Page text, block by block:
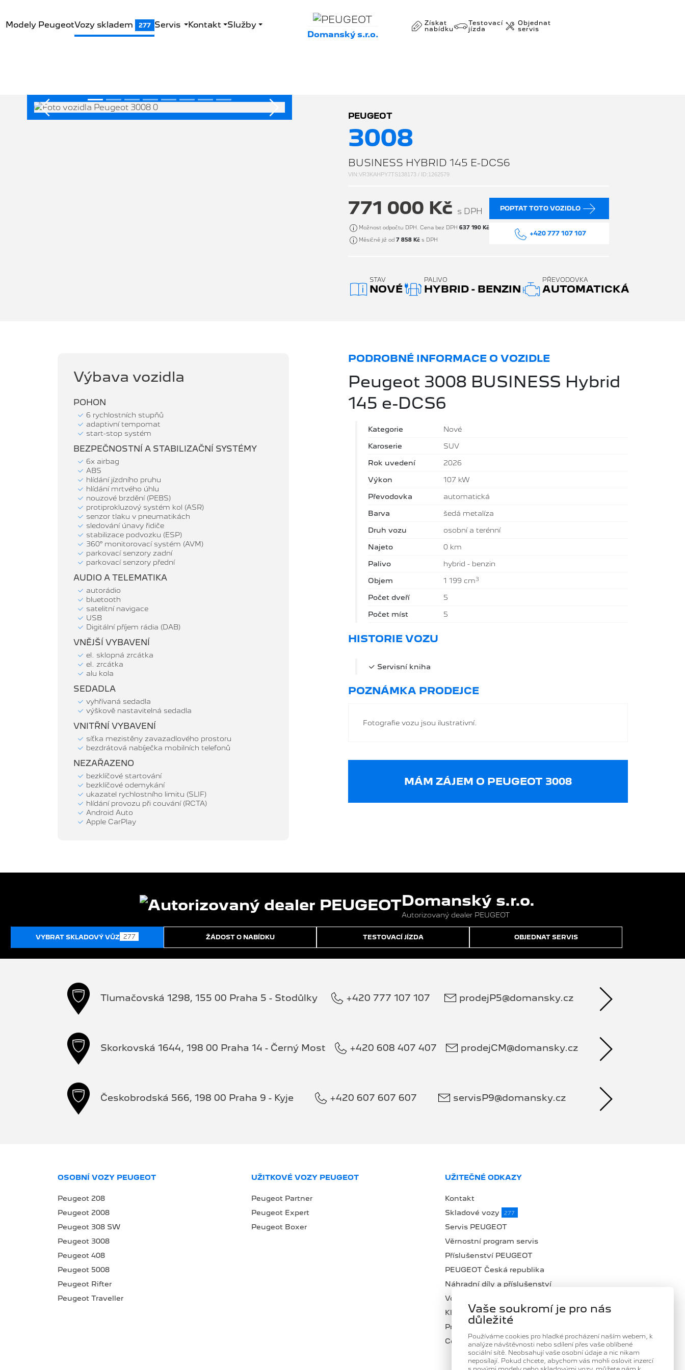
Modely PeugeotVozy skladem 277 Servis Kontakt
Služby
Domanský s.r.o.
Získat
nabídku
Testovací
jízda
Objednat
servis
Předchozí Následující PEUGEOT
3008
BUSINESS HYBRID 145 E-DCS6
VIN:VR3KAHPY7TS138173 / ID:1262579
771 000 Kč s DPH
Možnost odpočtu DPH. Cena bez DPH 637 190 Kč
Měsíčně již od 7 858 Kč s DPH
POPTAT TOTO VOZIDLO
+420 777 107 107
STAV
NOVÉ
PALIVO
HYBRID - BENZIN
PŘEVODOVKA
AUTOMATICKÁ
Výbava vozidla
POHON
6 rychlostních stupňů
adaptivní tempomat
start-stop systém
BEZPEČNOSTNÍ A STABILIZAČNÍ SYSTÉMY
6x airbag
ABS
hlídání jízdního pruhu
hlídání mrtvého úhlu
nouzové brzdění (PEBS)
protiprokluzový systém kol (ASR)
senzor tlaku v pneumatikách
sledování únavy řidiče
stabilizace podvozku (ESP)
360° monitorovací systém (AVM)
parkovací senzory zadní
parkovací senzory přední
AUDIO A TELEMATIKA
autorádio
bluetooth
satelitní navigace
USB
Digitální příjem rádia (DAB)
VNĚJŠÍ VYBAVENÍ
el. sklopná zrcátka
el. zrcátka
alu kola
SEDADLA
vyhřívaná sedadla
výškově nastavitelná sedadla
VNITŘNÍ VYBAVENÍ
síťka mezistěny zavazadlového prostoru
bezdrátová nabíječka mobilních telefonů
NEZAŘAZENO
bezklíčové startování
bezklíčové odemykání
ukazatel rychlostního limitu (SLIF)
hlídání provozu při couvání (RCTA)
Android Auto
Apple CarPlay
PODROBNÉ INFORMACE O VOZIDLE
Peugeot 3008 BUSINESS Hybrid
145 e-DCS6
Kategorie Nové
Karoserie SUV
Rok uvedení 2026
Výkon 107 kW
Převodovka automatická
Barva šedá metalíza
Druh vozu osobní a terénní
Najeto 0 km
Palivo hybrid - benzin
Objem 1 199 cm3
Počet dveří 5
Počet míst 5
HISTORIE VOZU
Servisní kniha
POZNÁMKA PRODEJCE
Fotografie vozu jsou ilustrativní.
MÁM ZÁJEM O PEUGEOT 3008
Domanský s.r.o.
Autorizovaný dealer PEUGEOT
VYBRAT SKLADOVÝ VŮZ 277 ŽÁDOST O NABÍDKU TESTOVACÍ JÍZDA OBJEDNAT SERVIS
Tlumačovská 1298, 155 00 Praha 5 - Stodůlky +420 777 107 107 prodejP5@domansky.cz
Skorkovská 1644, 198 00 Praha 14 - Černý Most +420 608 407 407 prodejCM@domansky.cz
Českobrodská 566, 198 00 Praha 9 - Kyje +420 607 607 607 servisP9@domansky.cz
OSOBNÍ VOZY PEUGEOT
Peugeot 208
Peugeot 2008
Peugeot 308 SW
Peugeot 3008
Peugeot 408
Peugeot 5008
Peugeot Rifter
Peugeot Traveller
UŽITKOVÉ VOZY PEUGEOT
Peugeot Partner
Peugeot Expert
Peugeot Boxer
UŽITEČNÉ ODKAZY
Kontakt
Skladové vozy
277
Servis PEUGEOT
Věrnostní program servis
Příslušenství PEUGEOT
PEUGEOT Česká republika
Náhradní díly a příslušenství
Volná místa
Klub Domanský
Proč zvolit DOMANSKÝ
Centrum Peugeot Professional
Vaše soukromí je pro nás
důležité
Používáme cookies pro hladké procházení naším webem, k
analýze návštěvnosti nebo sdílení přes vaše oblíbené
sociální sítě. Neobsahují vaše osobní údaje a nic nikam
neposílají. Pokud chcete, abychom vás mohli oslovit inzercí